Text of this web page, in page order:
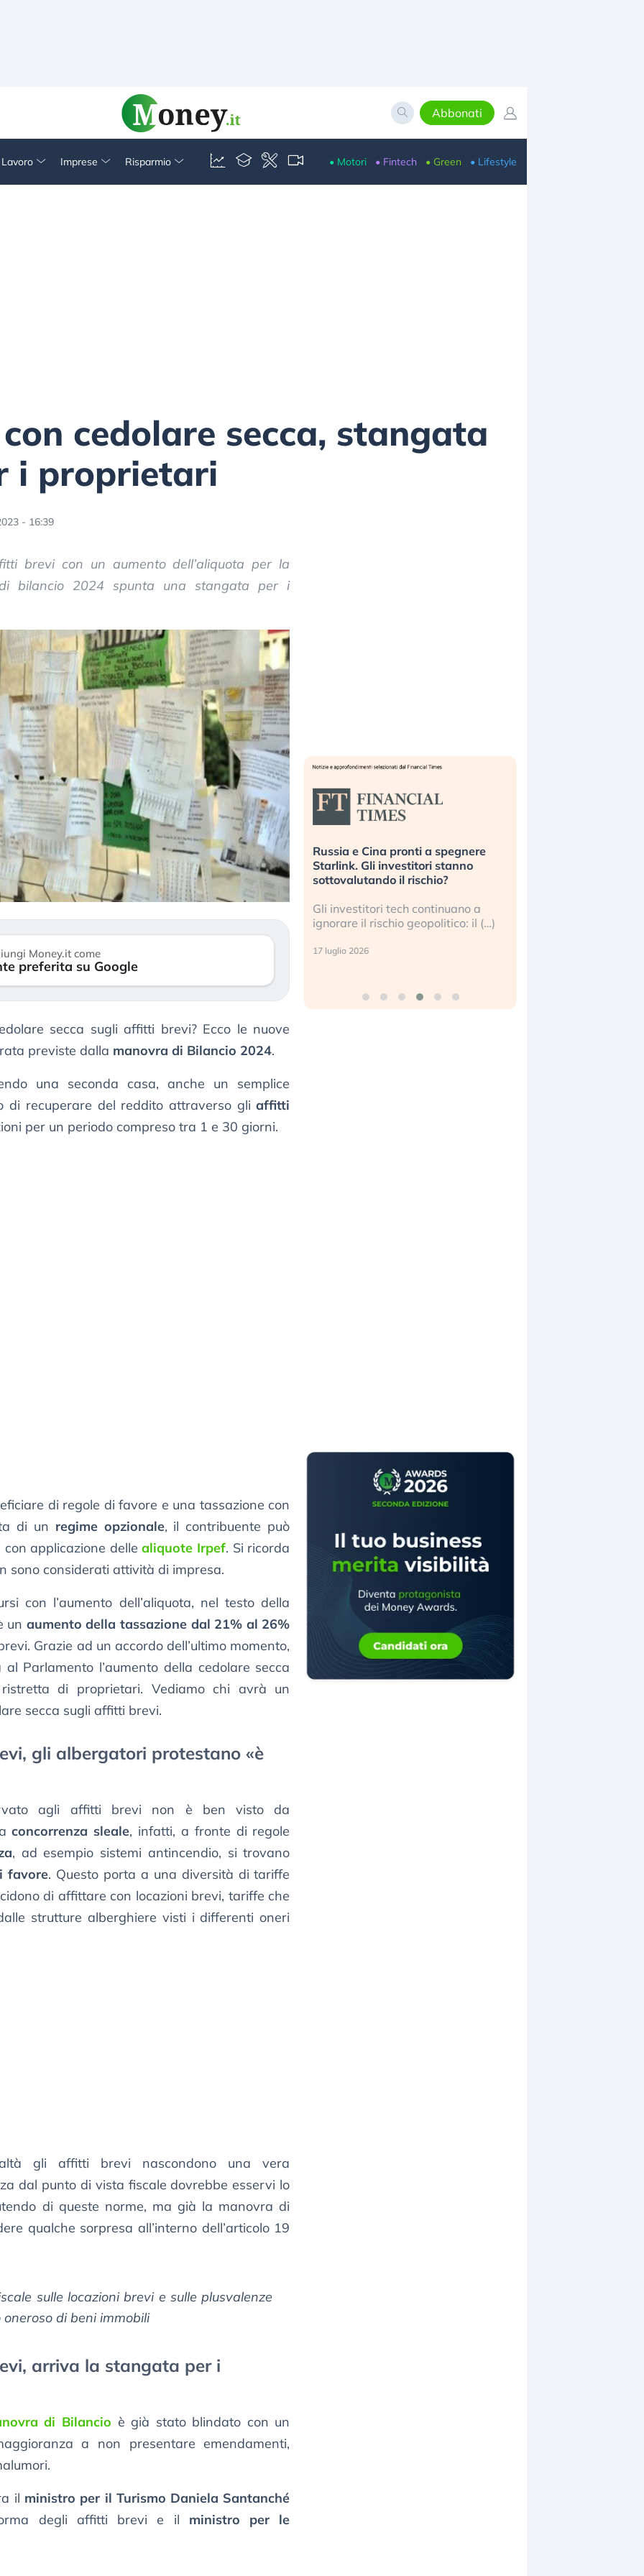
Abbonati
Imprese Risparmio • Motori • Fintech • Green • Lifestyle
cedolare secca, stangata
i proprietari
- 16:39
brevi con un aumento dell’aliquota per la
bilancio 2024 spunta una stangata per i
Money.it come
preferita su Google
secca sugli affitti brevi? Ecco le nuove
previste dalla manovra di Bilancio 2024.
una seconda casa, anche un semplice
di recuperare del reddito attraverso gliaffitti
per un periodo compreso tra 1 e 30 giorni.
di regole di favore e una tassazione con
di un regime opzionale, il contribuente può
con applicazione dellealiquote Irpef. Si ricorda
sono considerati attività di impresa.
con l’aumento dell’aliquota, nel testo della
un aumento della tassazione dal 21% al 26%
Grazie ad un accordo dell’ultimo momento,
Parlamento l’aumento della cedolare secca
di proprietari. Vediamo chi avrà un
secca sugli affitti brevi.
gli albergatori protestano «è
agli affitti brevi non è ben visto da
concorrenza sleale, infatti, a fronte di regole
, ad esempio sistemi antincendio, si trovano
favore. Questo porta a una diversità di tariffe
di affittare con locazioni brevi, tariffe che
strutture alberghiere visti i differenti oneri
gli affitti brevi nascondono una vera
dal punto di vista fiscale dovrebbe esservi lo
di queste norme, ma già la manovra di
qualche sorpresa all’interno dell’articolo 19
sulle locazioni brevi e sulle plusvalenze
di beni immobili
arriva la stangata per i
di Bilancio è già stato blindato con un
a non presentare emendamenti,
il ministro per il Turismo Daniela Santanché
degli affitti brevi e il ministro per le
Investitori
lo scoppio
retail (…)
Quando la finanza pesa più
dell’economia reale. L’America sta
ripetendo gli errori del 2008?
sempre più sganciata dall’economia
reale. (…)
24 luglio 2026
Russia e Cina pronti a spegnere
Starlink. Gli investitori stanno
sottovalutando il rischio?
Gli investitori tech continuano a
ignorare il rischio geopolitico: il (…)
17 luglio 2026